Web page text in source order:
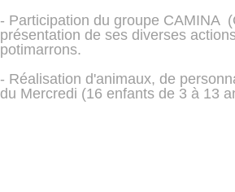
- Participation du groupe CAMINA
présentation de ses diverses
potimarrons.
- Réalisation d'animaux, de
du Mercredi (16 enfants de 3 à 13